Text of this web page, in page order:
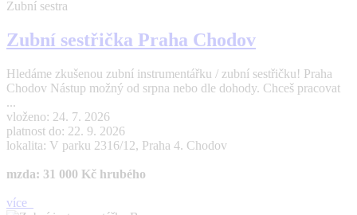
Zubní sestra
Zubní sestřička Praha Chodov
Hledáme zkušenou zubní instrumentářku / zubní sestřičku! Praha
Chodov Nástup možný od srpna nebo dle dohody. Chceš pracovat
...
vloženo: 24. 7. 2026
platnost do: 22. 9. 2026
lokalita: V parku 2316/12, Praha 4. Chodov
mzda: 31 000 Kč hrubého
více